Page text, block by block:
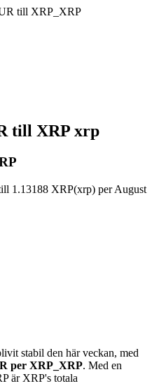
till XRP_XRP
till XRP xrp
1.13188 XRP(xrp) per August
stabil den här veckan, med
per XRP_XRP. Med en
är XRP's totala